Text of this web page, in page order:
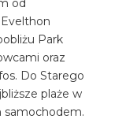
od
Park
oraz
Do Starego
plaże w
samochodem.